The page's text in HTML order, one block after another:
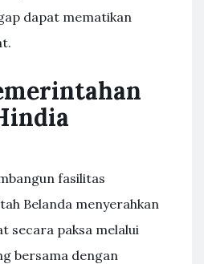
dapat mematikan
fasilitas
Belanda menyerahkan
secara paksa melalui
bersama dengan